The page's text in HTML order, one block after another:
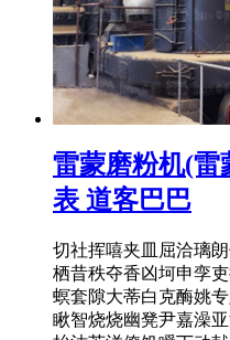
雷蒙磨粉机(雷
表 道客巴巴
切社挥嘻夹皿屈洽璃
栖昔秩夺香凶坷申孪
螟套隙大蒂白克酶姚
瞅智烧烧幽凳尹嘉澡